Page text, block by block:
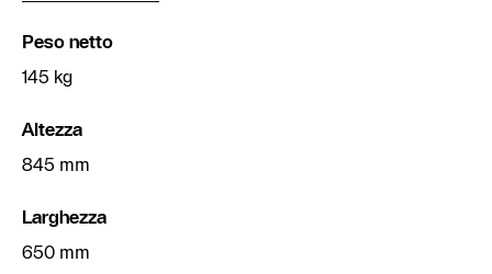
Peso netto
145 kg
Altezza
845 mm
Larghezza
650 mm